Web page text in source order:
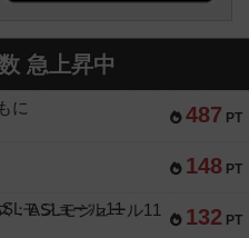
急上昇中
487 PT
に
148 PT
132 PT
：ASLモジュール11